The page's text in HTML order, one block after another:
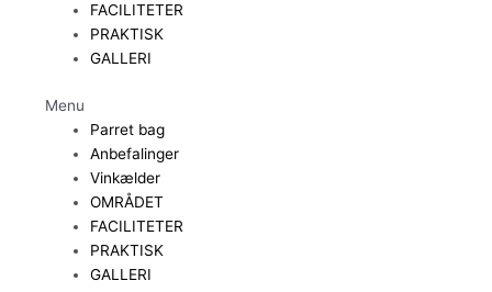
FACILITETER
PRAKTISK
GALLERI
Menu
Parret bag
Anbefalinger
Vinkælder
OMRÅDET
FACILITETER
PRAKTISK
GALLERI